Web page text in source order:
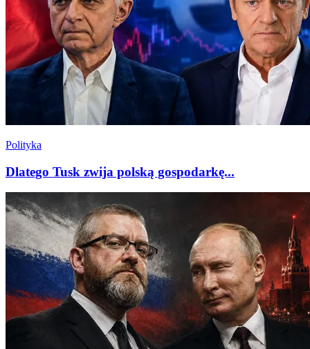
Polityka
Dlatego Tusk zwija polską gospodarkę...